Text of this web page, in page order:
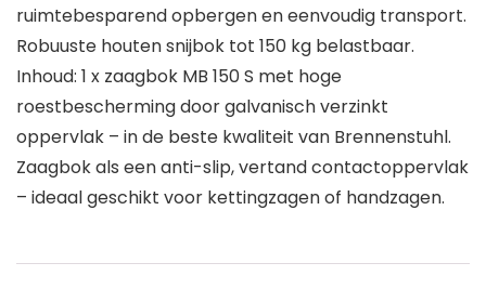
ruimtebesparend opbergen en eenvoudig transport.
Robuuste houten snijbok tot 150 kg belastbaar.
Inhoud: 1 x zaagbok MB 150 S met hoge
roestbescherming door galvanisch verzinkt
oppervlak – in de beste kwaliteit van Brennenstuhl.
Zaagbok als een anti-slip, vertand contactoppervlak
– ideaal geschikt voor kettingzagen of handzagen.